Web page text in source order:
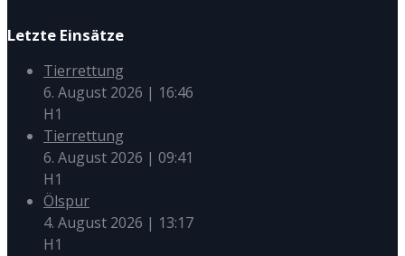
Letzte Einsätze
Tierrettung
6. August 2026 | 16:46
H1
Tierrettung
6. August 2026 | 09:41
H1
Ölspur
4. August 2026 | 13:17
H1